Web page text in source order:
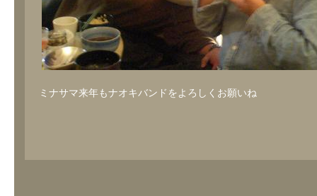
ミナサマ来年もナオキバンドをよろしくお願いね